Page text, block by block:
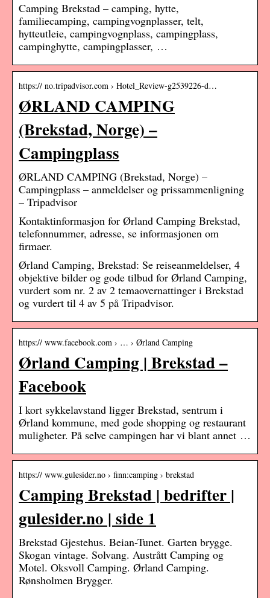
Camping Brekstad – camping, hytte,
familiecamping, campingvognplasser, telt,
hytteutleie, campingvognplass, campingplass,
campinghytte, campingplasser, …
https:// no.tripadvisor.com › Hotel_Review-g2539226-d…
ØRLAND CAMPING
(Brekstad, Norge) –
Campingplass
ØRLAND CAMPING (Brekstad, Norge) –
Campingplass – anmeldelser og prissammenligning
– Tripadvisor
Kontaktinformasjon for Ørland Camping Brekstad,
telefonnummer, adresse, se informasjonen om
firmaer.
Ørland Camping, Brekstad: Se reiseanmeldelser, 4
objektive bilder og gode tilbud for Ørland Camping,
vurdert som nr. 2 av 2 temaovernattinger i Brekstad
og vurdert til 4 av 5 på Tripadvisor.
https:// www.facebook.com › … › Ørland Camping
Ørland Camping | Brekstad –
Facebook
I kort sykkelavstand ligger Brekstad, sentrum i
Ørland kommune, med gode shopping og restaurant
muligheter. På selve campingen har vi blant annet …
https:// www.gulesider.no › finn:camping › brekstad
Camping Brekstad | bedrifter |
gulesider.no | side 1
Brekstad Gjestehus. Beian-Tunet. Garten brygge.
Skogan vintage. Solvang. Austrått Camping og
Motel. Oksvoll Camping. Ørland Camping.
Rønsholmen Brygger.